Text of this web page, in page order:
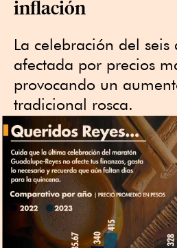
inflación
La celebración del seis
afectada por precios
provocando un
tradicional rosca.